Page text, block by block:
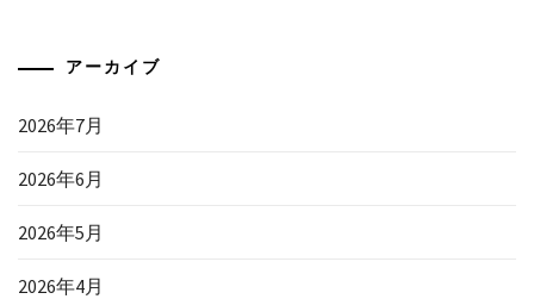
アーカイブ
2026年7月
2026年6月
2026年5月
2026年4月